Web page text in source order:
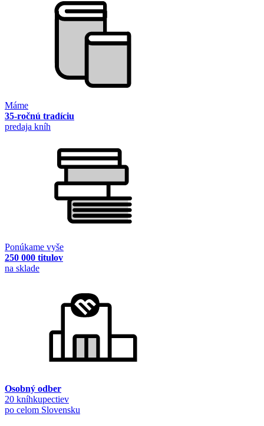
Máme
35-ročnú tradíciu
predaja kníh
Ponúkame vyše
250 000 titulov
na sklade
Osobný odber
20 kníhkupectiev
po celom Slovensku